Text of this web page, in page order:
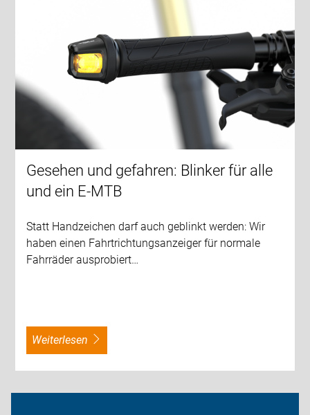
Gesehen und gefahren: Blinker für alle
und ein E-MTB
Statt Handzeichen darf auch geblinkt werden: Wir
haben einen Fahrtrichtungsanzeiger für normale
Fahrräder ausprobiert…
weiterlesen